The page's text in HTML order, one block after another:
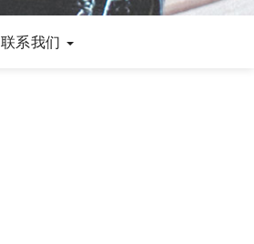
联系我们